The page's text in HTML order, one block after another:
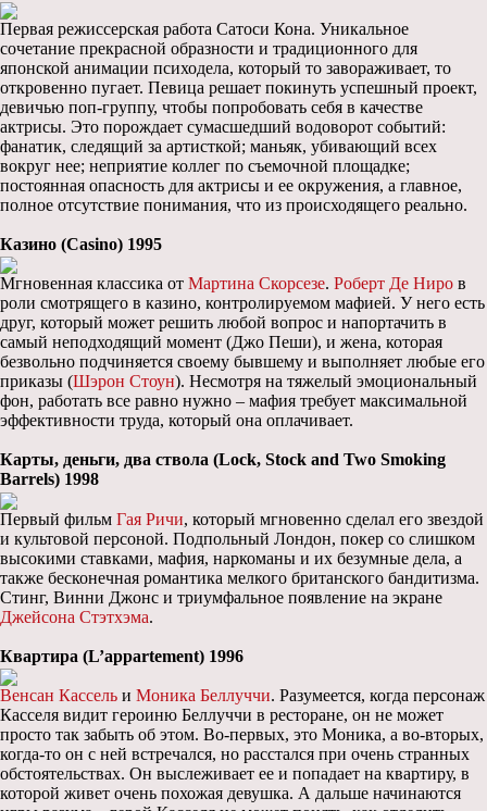
Первая режиссерская работа Сатоси Кона. Уникальное
сочетание прекрасной образности и традиционного для
японской анимации психодела, который то завораживает, то
откровенно пугает. Певица решает покинуть успешный проект,
девичью поп-группу, чтобы попробовать себя в качестве
актрисы. Это порождает сумасшедший водоворот событий:
фанатик, следящий за артисткой; маньяк, убивающий всех
вокруг нее; неприятие коллег по съемочной площадке;
постоянная опасность для актрисы и ее окружения, а главное,
полное отсутствие понимания, что из происходящего реально.
Казино (Casino) 1995
Мгновенная классика от Мартина Скорсезе. Роберт Де Ниро в
роли смотрящего в казино, контролируемом мафией. У него есть
друг, который может решить любой вопрос и напортачить в
самый неподходящий момент (Джо Пеши), и жена, которая
безвольно подчиняется своему бывшему и выполняет любые его
приказы (Шэрон Стоун). Несмотря на тяжелый эмоциональный
фон, работать все равно нужно – мафия требует максимальной
эффективности труда, который она оплачивает.
Карты, деньги, два ствола (Lock, Stock and Two Smoking
Barrels) 1998
Первый фильм Гая Ричи, который мгновенно сделал его звездой
и культовой персоной. Подпольный Лондон, покер со слишком
высокими ставками, мафия, наркоманы и их безумные дела, а
также бесконечная романтика мелкого британского бандитизма.
Стинг, Винни Джонс и триумфальное появление на экране
Джейсона Стэтхэма.
Квартира (L’appartement) 1996
Венсан Кассель и Моника Беллуччи. Разумеется, когда персонаж
Касселя видит героиню Беллуччи в ресторане, он не может
просто так забыть об этом. Во-первых, это Моника, а во-вторых,
когда-то он с ней встречался, но расстался при очень странных
обстоятельствах. Он выслеживает ее и попадает на квартиру, в
которой живет очень похожая девушка. А дальше начинаются